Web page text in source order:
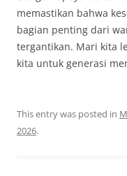
memastikan bahwa
bagian penting dari
tergantikan. Mari kita
kita untuk generasi
This entry was posted in
2026.